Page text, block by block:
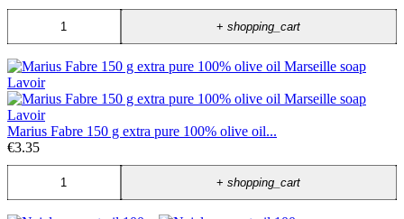
+shopping_cart
Marius Fabre 150 g extra pure 100% olive oil...
€3.35
+shopping_cart